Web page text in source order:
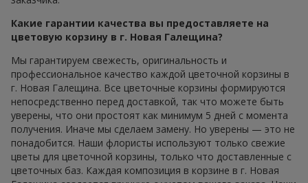
Какие гарантии качества вы предоставляете на
цветовую корзину в г. Новая Галещина?
Мы гарантируем свежесть, оригинальность и
профессиональное качество каждой цветочной корзины в
г. Новая Галещина. Все цветочные корзины формируются
непосредственно перед доставкой, так что можете быть
уверены, что они простоят как минимум 5 дней с момента
получения. Иначе мы сделаем замену. Но уверены — это не
понадобится. Наши флористы используют только свежие
цветы для цветочной корзины, только что доставленные с
цветочных баз. Каждая композиция в корзине в г. Новая